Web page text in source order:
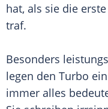
hat, als sie die
traf.
Besonders
legen den Turbo
immer alles